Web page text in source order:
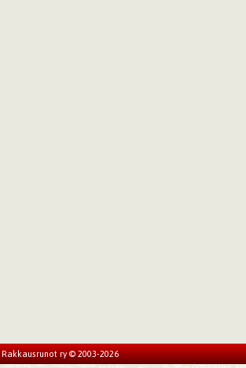
Rakkausrunot ry © 2003-2026